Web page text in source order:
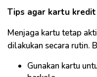
Tips agar kartu
Menjaga kartu tetap
dilakukan secara rutin.
Gunakan kartu